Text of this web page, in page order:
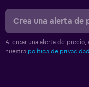
Crea una alerta de
Al crear una alerta de precio,
nuestra política de